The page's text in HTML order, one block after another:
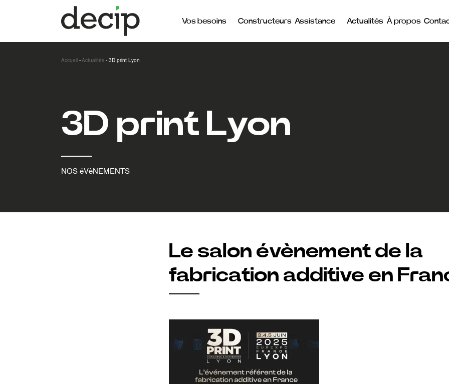
Vos besoins Constructeurs Assistance Actualités À propos
Accueil - Actualités - 3D print Lyon
3D print Lyon
NOS éVèNEMENTS
Le salon évènement de la
fabrication additive en